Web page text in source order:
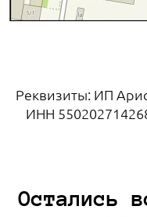
Реквизиты: ИП
ИНН
Остались